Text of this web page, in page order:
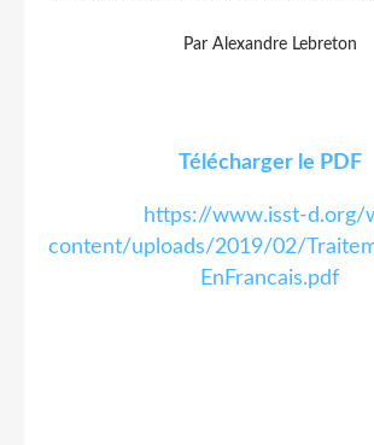
Par Alexandre Lebreton
Télécharger le PDF
https://www.isst-d.org/
content/uploads/2019/02/
EnFrancais.pdf